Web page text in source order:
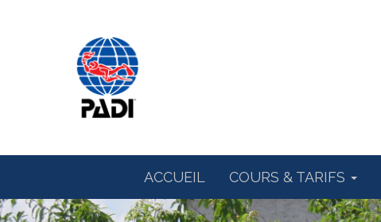
ACCUEIL COURS & TARIFS